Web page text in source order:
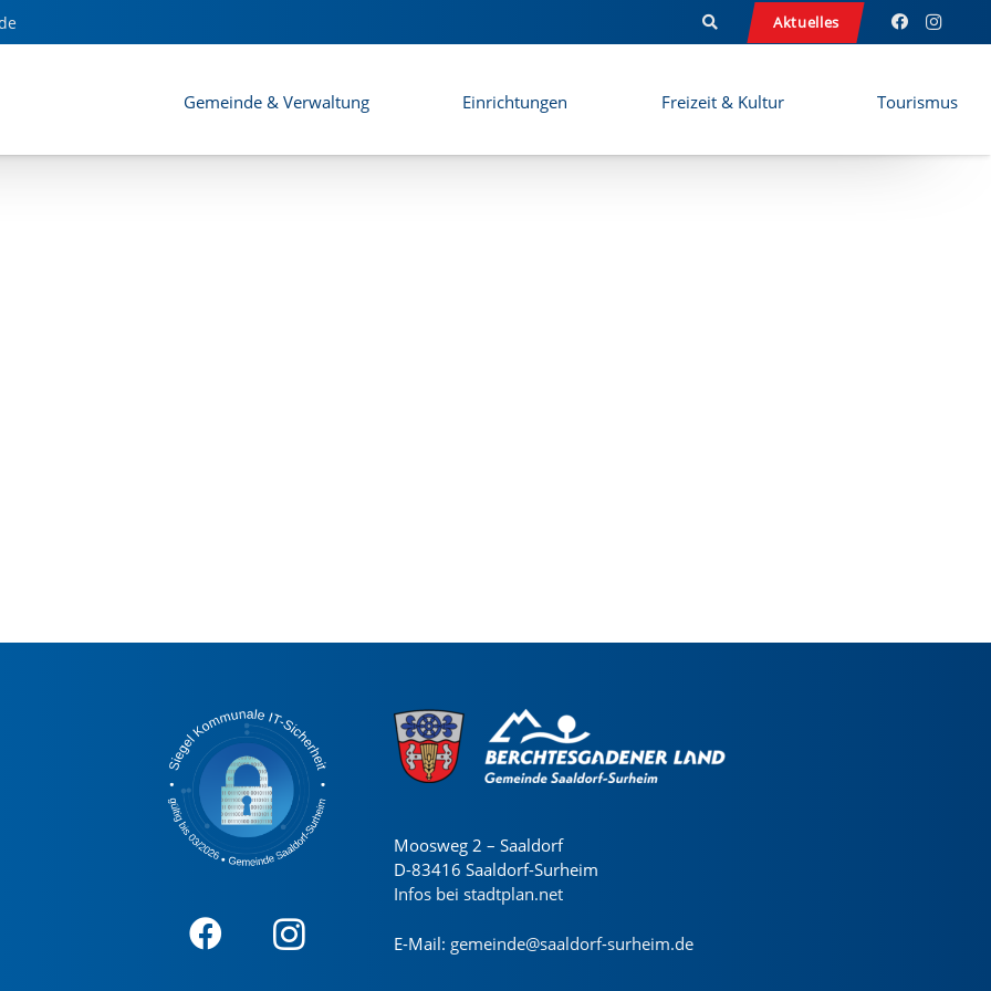
Aktuelles
Gemeinde & Verwaltung Einrichtungen Freizeit & Kultur Tourismus
"Sillersdorf"
Moosweg 2 – Saaldorf
D-83416 Saaldorf-Surheim
Infos bei stadtplan.net
E-Mail: gemeinde@saaldorf-surheim.de